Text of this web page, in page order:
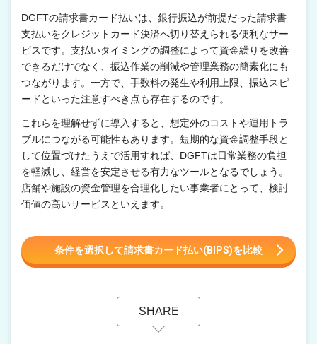
DGFTの請求書カード払いは、銀行振込が前提だった請求書
支払いをクレジットカード決済へ切り替えられる便利なサー
ビスです。支払いタイミングの調整によって資金繰りを改善
できるだけでなく、振込作業の削減や管理業務の簡素化にも
つながります。一方で、手数料の発生や利用上限、振込スピ
ードといった注意すべき点も存在するのです。
これらを理解せずに導入すると、想定外のコストや運用トラ
ブルにつながる可能性もあります。短期的な資金調整手段と
して位置づけたうえで活用すれば、DGFTは日常業務の負担
を軽減し、経営を安定させる有力なツールとなるでしょう。
店舗や施設の資金管理を合理化したい事業者にとって、検討
価値の高いサービスといえます。
条件を選択して請求書カード払い(BIPS)を比較